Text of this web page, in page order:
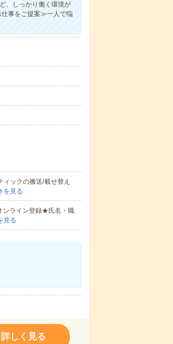
、しっかり働く環境が
事をご提案≫一人で悩
ックの搬送/載せ替え
を見る
ンライン登録★氏名・職
見る
詳しく見る